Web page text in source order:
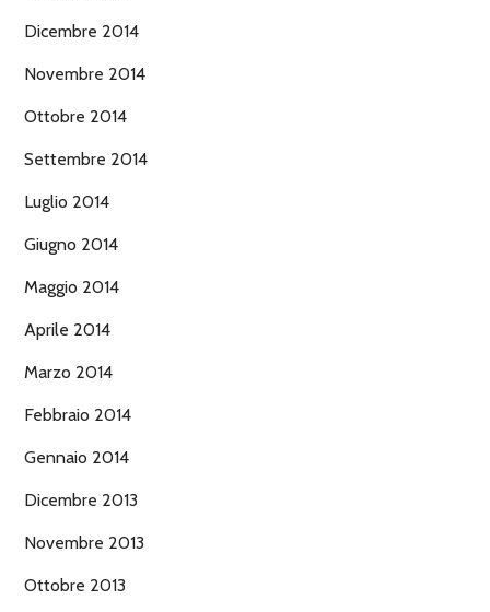
Dicembre 2014
Novembre 2014
Ottobre 2014
Settembre 2014
Luglio 2014
Giugno 2014
Maggio 2014
Aprile 2014
Marzo 2014
Febbraio 2014
Gennaio 2014
Dicembre 2013
Novembre 2013
Ottobre 2013